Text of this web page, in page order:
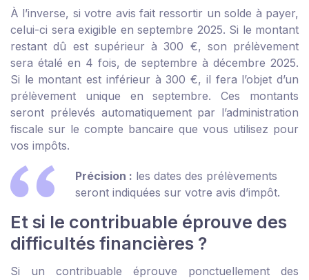
À l’inverse, si votre avis fait ressortir un solde à payer,
celui-ci sera exigible en septembre 2025. Si le montant
restant dû est supérieur à 300 €, son prélèvement
sera étalé en 4 fois, de septembre à décembre 2025.
Si le montant est inférieur à 300 €, il fera l’objet d’un
prélèvement unique en septembre. Ces montants
seront prélevés automatiquement par l’administration
fiscale sur le compte bancaire que vous utilisez pour
vos impôts.
Précision : les dates des prélèvements
seront indiquées sur votre avis d’impôt.
Et si le contribuable éprouve des
difficultés financières ?
Si un contribuable éprouve ponctuellement des